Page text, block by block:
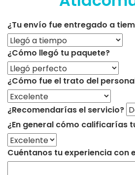
¿Tu envío fue entregado a
¿Cómo llegó tu paquete?
¿Cómo fue el trato del
¿Recomendarías el servicio?
¿En general cómo calificarías
Cuéntanos tu experiencia con